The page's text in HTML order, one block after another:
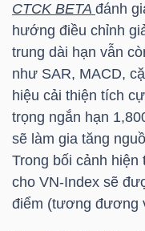
CTCK BETA đánh
hướng điều chỉnh
trung dài hạn vẫn
như SAR, MACD,
hiệu cải thiện tích
trọng ngắn hạn
sẽ làm gia tăng
Trong bối cảnh
cho VN-Index sẽ
điểm (tương đương
SECTOR
NĂNG
LƯỢNG